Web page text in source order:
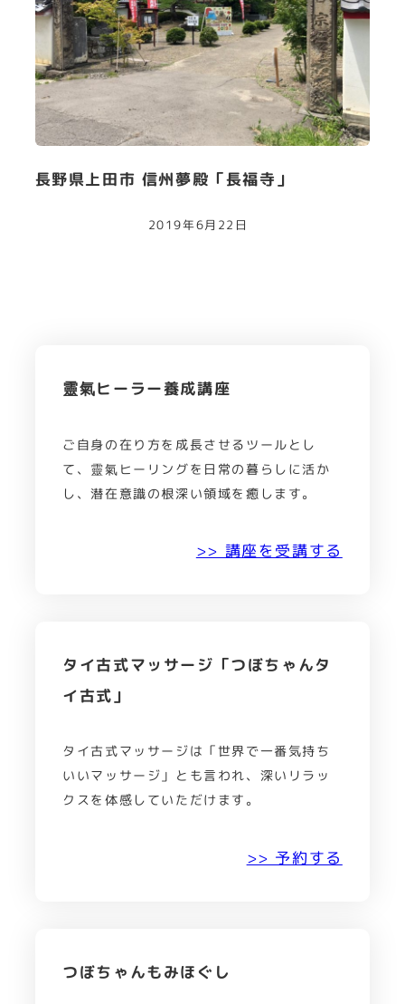
長野県上田市 信州夢殿「長福寺」
2019年6月22日
靈氣ヒーラー養成講座
ご自身の在り方を成長させるツールとし
て、靈氣ヒーリングを日常の暮らしに活か
し、潜在意識の根深い領域を癒します。
>> 講座を受講する
タイ古式マッサージ「つぼちゃんタ
イ古式」
タイ古式マッサージは「世界で一番気持ち
いいマッサージ」とも言われ、深いリラッ
クスを体感していただけます。
>> 予約する
つぼちゃんもみほぐし